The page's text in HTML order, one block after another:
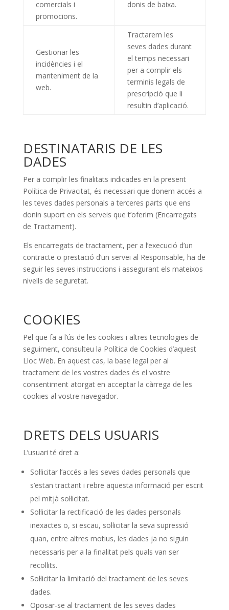
comercials i
promocions.
donis de baixa.
Gestionar les
incidències i el
manteniment de la
web.
Tractarem les
seves dades durant
el temps necessari
per a complir els
terminis legals de
prescripció que li
resultin d’aplicació.
DESTINATARIS DE LES
DADES
Per a complir les finalitats indicades en la present
Política de Privacitat, és necessari que donem accés a
les teves dades personals a terceres parts que ens
donin suport en els serveis que t’oferim (Encarregats
de Tractament).
Els encarregats de tractament, per a l’execució d’un
contracte o prestació d’un servei al Responsable, ha de
seguir les seves instruccions i assegurant els mateixos
nivells de seguretat.
COOKIES
Pel que fa a l’ús de les cookies i altres tecnologies de
seguiment, consulteu la Política de Cookies d’aquest
Lloc Web. En aquest cas, la base legal per al
tractament de les vostres dades és el vostre
consentiment atorgat en acceptar la càrrega de les
cookies al vostre navegador.
DRETS DELS USUARIS
L’usuari té dret a:
Sol·licitar l’accés a les seves dades personals que
s’estan tractant i rebre aquesta informació per escrit
pel mitjà sol·licitat.
Sol·licitar la rectificació de les dades personals
inexactes o, si escau, sol·licitar la seva supressió
quan, entre altres motius, les dades ja no siguin
necessaris per a la finalitat pels quals van ser
recollits.
Sol·licitar la limitació del tractament de les seves
dades.
Oposar-se al tractament de les seves dades